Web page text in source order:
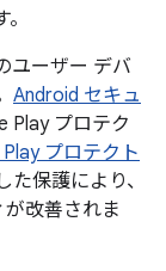
ユーザー デバ
Android セキュ
Play プロテク
プロテクト
保護により、
改善されま